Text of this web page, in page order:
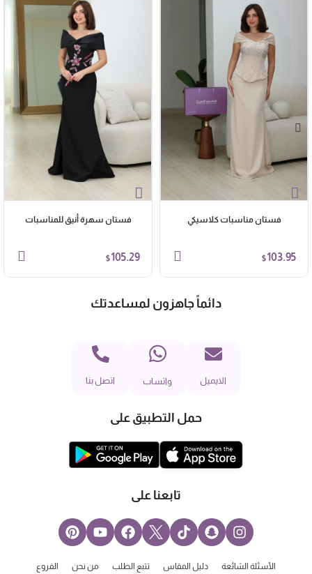
فستان مناسبات كلاسيكي
$103.95
فستان سهرة أنيق للمناسبات
$105.29
دائماً جاهزون لمساعدتك
الايميل واتساب اتصل بنا
حمل التطبيق على
تابعنا على
الأسئلة الشائعة دليل المقاس تتبع الطلب من نحن الفروع